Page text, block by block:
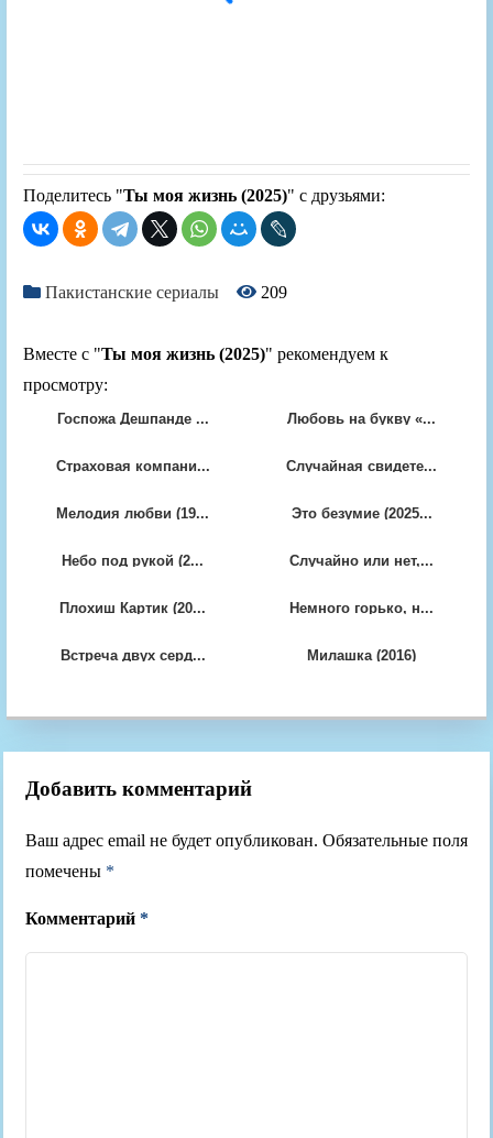
Поделитесь "Ты моя жизнь (2025)" с друзьями:
Пакистанские сериалы 209
Вместе с "Ты моя жизнь (2025)" рекомендуем к
просмотру:
Госпожа Дешпанде ... Любовь на букву «...
Страховая компани... Случайная свидете...
Мелодия любви (19... Это безумие (2025...
Небо под рукой (2... Случайно или нет,...
Плохиш Картик (20... Немного горько, н...
Встреча двух серд... Милашка (2016)
Добавить комментарий
Ваш адрес email не будет опубликован. Обязательные поля
помечены *
Комментарий *